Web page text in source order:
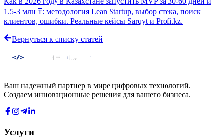
1.5-3 млн ₸: методология Lean Startup, выбор стека, поиск
клиентов, ошибки. Реальные кейсы Sarqyt и Profi.kz.
Вернуться к списку статей
Ваш надежный партнер в мире цифровых технологий.
Создаем инновационные решения для вашего бизнеса.
Услуги